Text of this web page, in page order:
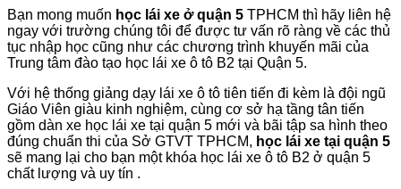
Bạn mong muốn học lái xe ở quận 5 TPHCM thì hãy liên hệ
ngay với trường chúng tôi để được tư vấn rõ ràng về các thủ
tục nhập học cũng như các chương trình khuyến mãi của
Trung tâm đào tạo học lái xe ô tô B2 tại Quận 5.
Với hệ thống giảng dạy lái xe ô tô tiên tiến đi kèm là đội ngũ
Giáo Viên giàu kinh nghiệm, cùng cơ sở hạ tầng tân tiến
gồm dàn xe học lái xe tại quận 5 mới và bãi tập sa hình theo
đúng chuẩn thi của Sở GTVT TPHCM, học lái xe tại quận 5
sẽ mang lại cho bạn một khóa học lái xe ô tô B2 ở quận 5
chất lượng và uy tín .